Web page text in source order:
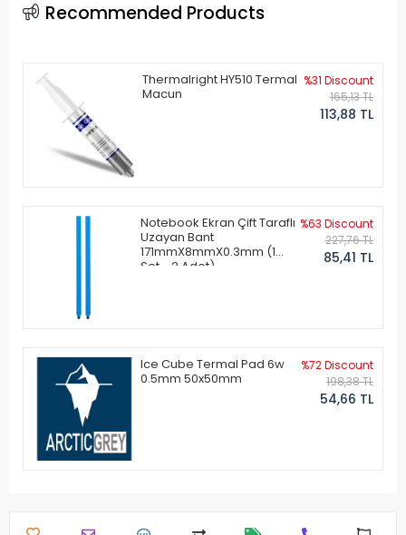
Recommended Products
Thermalright HY510 Termal
Macun
%31 Discount
165,13 TL
113,88 TL
Notebook Ekran Çift Taraflı
Uzayan Bant
171mmX8mmX0.3mm (1
Set - 2 Adet)
%63 Discount
227,76 TL
85,41 TL
Ice Cube Termal Pad 6w
0.5mm 50x50mm
%72 Discount
198,38 TL
54,66 TL